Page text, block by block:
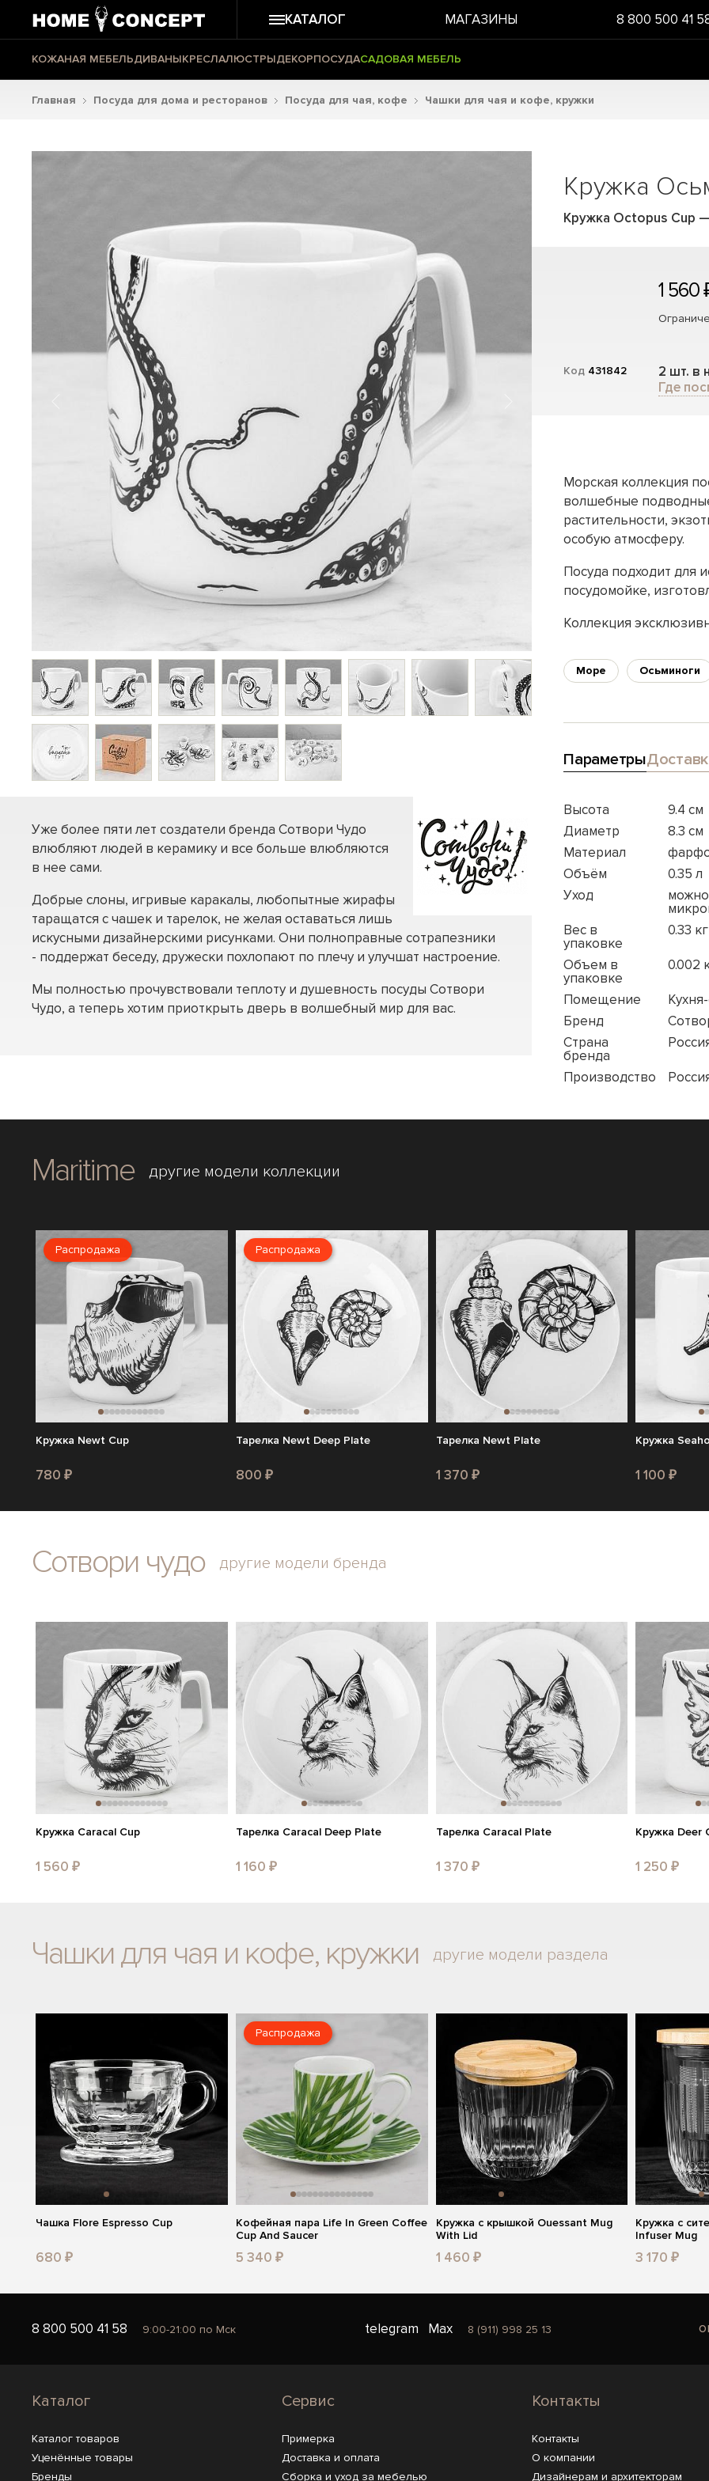
КАТАЛОГ МАГАЗИНЫ 8 800 500 41
КОЖАНАЯ МЕБЕЛЬДИВАНЫКРЕСЛАЛЮСТРЫДЕКОРПОСУДАСАДОВАЯ МЕБЕЛЬ
Главная Посуда для дома и ресторанов Посуда для чая, кофе Чашки для чая и кофе, кружки
Уже более пяти лет создатели бренда Сотвори Чудо
влюбляют людей в керамику и все больше влюбляются
в нее сами.
Добрые слоны, игривые каракалы, любопытные жирафы
таращатся с чашек и тарелок, не желая оставаться лишь
искусными дизайнерскими рисунками. Они полноправные сотрапезники
- поддержат беседу, дружески похлопают по плечу и улучшат настроение.
Мы полностью прочувствовали теплоту и душевность посуды Сотвори
Чудо, а теперь хотим приоткрыть дверь в волшебный мир для вас.
Кружка
Кружка Octopus Cup
Код 431842
1 560
2 шт. в
Где
Морская коллекция
волшебные
растительности,
особую атмосферу.
Посуда подходит для
посудомойке,
Коллекция
Море Осьминоги
Параметры
Высота
9.4 см
Диаметр
8.3 см
Материал
Объём
0.35 л
Уход
Вес в
упаковке
0.33 кг
Объем в
упаковке
0.002
Помещение
Бренд
Страна
бренда
Производство
Maritime другие модели коллекции
Распродажа
Кружка Newt Cup
780 ₽
Распродажа
Тарелка Newt Deep Plate
800 ₽
Тарелка Newt Plate
1 370 ₽
Кружка
1 100 ₽
Сотвори чудо другие модели бренда
Кружка Caracal Cup
1 560 ₽
Тарелка Caracal Deep Plate
1 160 ₽
Тарелка Caracal Plate
1 370 ₽
Кружка Deer
1 250 ₽
Чашки для чая и кофе, кружки другие модели раздела
Чашка Flore Espresso Cup
680 ₽
Распродажа
Кофейная пара Life In Green Coffee
Cup And Saucer
5 340 ₽
Кружка с крышкой Ouessant Mug
With Lid
1 460 ₽
Кружка с
Infuser Mug
3 170 ₽
8 800 500 41 58 9:00-21:00 по Мск telegram Max 8 (911) 998 25 13
Каталог
Каталог товаров
Уценённые товары
Бренды
Сервис
Примерка
Доставка и оплата
Сборка и уход за мебелью
Контакты
Контакты
О компании
Дизайнерам и архитекторам